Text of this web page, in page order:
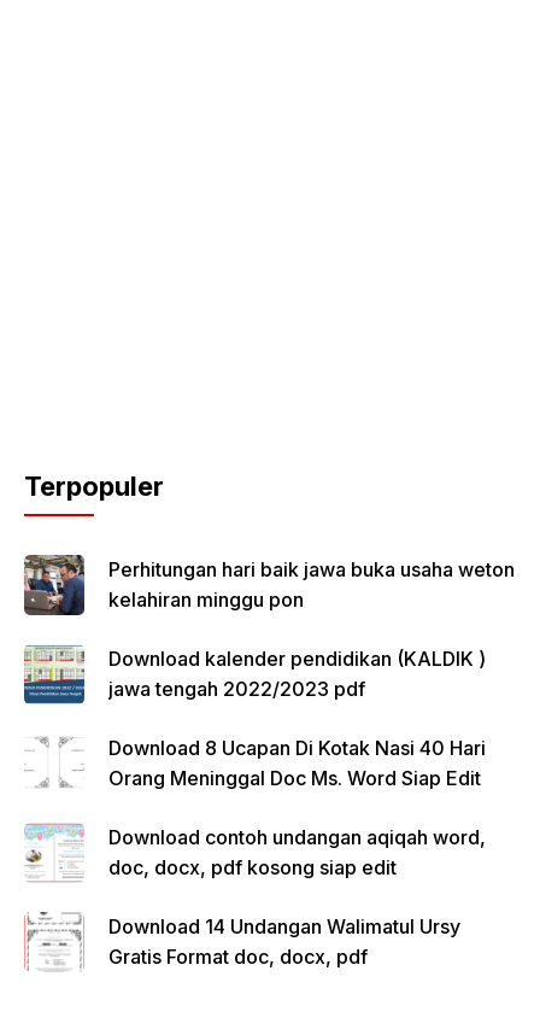
Terpopuler
Perhitungan hari baik jawa buka usaha weton
kelahiran minggu pon
Download kalender pendidikan (KALDIK )
jawa tengah 2022/2023 pdf
Download 8 Ucapan Di Kotak Nasi 40 Hari
Orang Meninggal Doc Ms. Word Siap Edit
Download contoh undangan aqiqah word,
doc, docx, pdf kosong siap edit
Download 14 Undangan Walimatul Ursy
Gratis Format doc, docx, pdf